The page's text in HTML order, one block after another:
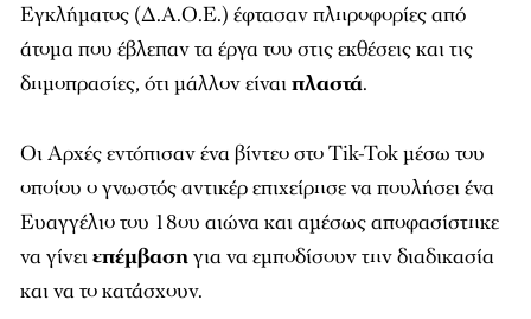
Εγκλήματος (Δ.Α.Ο.Ε.) έφτασαν πληροφορίες από
άτομα που έβλεπαν τα έργα του στις εκθέσεις και τις
δημοπρασίες, ότι μάλλον είναιπλαστά.
Οι Αρχές εντόπισαν ένα βίντεο στο Tik-Tok μέσω του
οποίου ο γνωστός αντικέρ επιχείρησε να πουλήσει ένα
Ευαγγέλιο του 18ου αιώνα και αμέσως αποφασίστηκε
να γίνειεπέμβασηγια να εμποδίσουν την διαδικασία
και να το κατάσχουν.